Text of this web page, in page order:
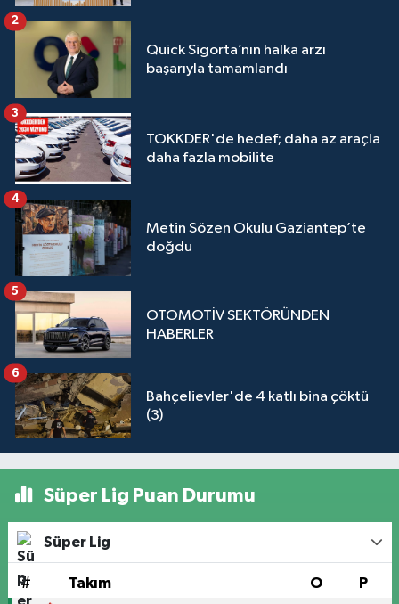
Quick Sigorta’nın halka arzı
başarıyla tamamlandı
2
TOKKDER'de hedef; daha az araçla
daha fazla mobilite
3
Metin Sözen Okulu Gaziantep’te
doğdu
4
OTOMOTİV SEKTÖRÜNDEN
HABERLER
5
Bahçelievler'de 4 katlı bina çöktü
(3)
6
Süper Lig Puan Durumu
Süper Lig
# Takım O P